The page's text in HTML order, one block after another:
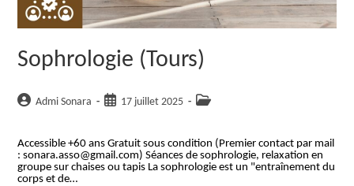
Sophrologie (Tours)
Auteur/autrice
publication :
Admi Sonara
Publication
17 juillet 2025
Post
Accessible +60 ans Gratuit sous condition (Premier contact par mail
: sonara.asso@gmail.com) Séances de sophrologie, relaxation en
groupe sur chaises ou tapis La sophrologie est un "entraînement du
corps et de…